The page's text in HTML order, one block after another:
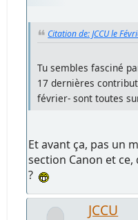
Citation de: JCCU le
Tu sembles fasciné
17 dernières
février- sont toutes
Et avant ça, pas un
section Canon et
?
JCCU